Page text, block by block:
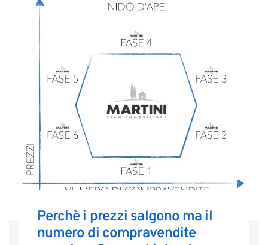
Perchè i prezzi salgono ma il
numero di compravendite